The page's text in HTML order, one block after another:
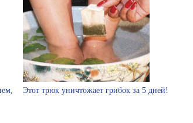
Этот трюк уничтожает грибок за 5 дней!